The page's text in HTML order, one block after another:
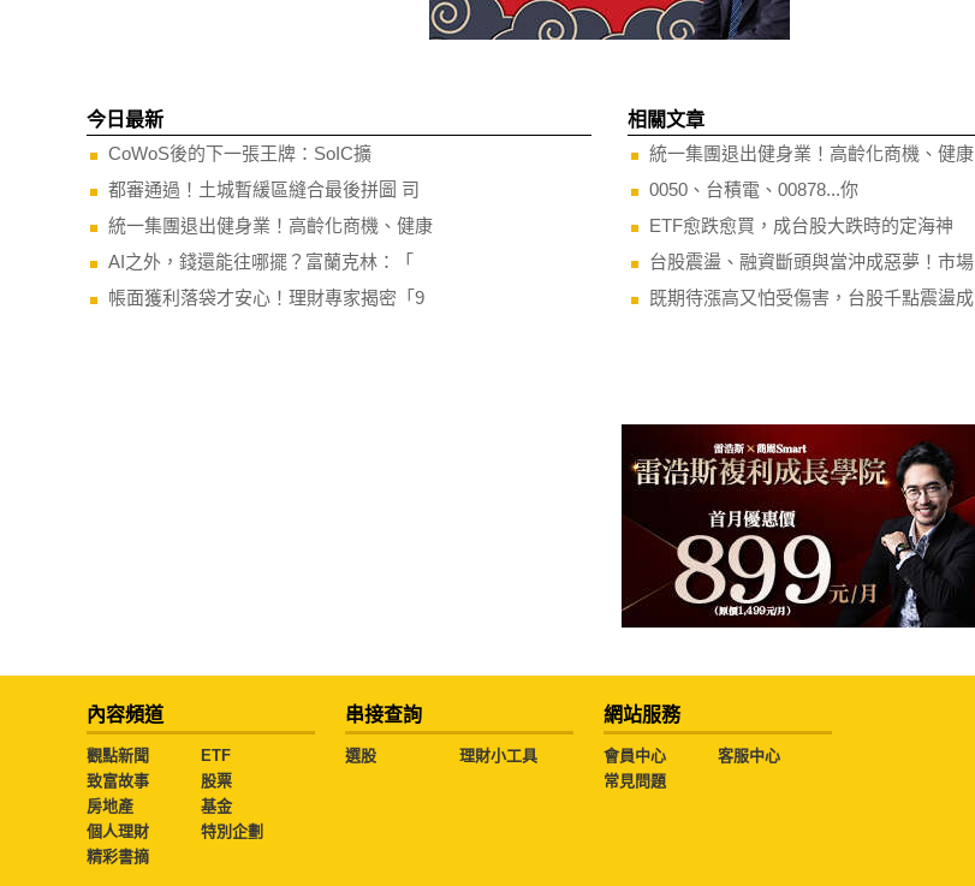
今日最新
CoWoS後的下一張王牌：SoIC擴
都審通過！土城暫緩區縫合最後拼圖 司
統一集團退出健身業！高齡化商機、健康
AI之外，錢還能往哪擺？富蘭克林：「
帳面獲利落袋才安心！理財專家揭密「9
相關文章
統一集團退出健身業！高齡化商機、健康
0050、台積電、00878...你
ETF愈跌愈買，成台股大跌時的定海神
台股震盪、融資斷頭與當沖成惡夢！市場
既期待漲高又怕受傷害，台股千點震盪成
內容頻道
觀點新聞
ETF
致富故事
股票
房地產
基金
個人理財
特別企劃
精彩書摘
串接查詢
選股 理財小工具
網站服務
會員中心
客服中心
常見問題